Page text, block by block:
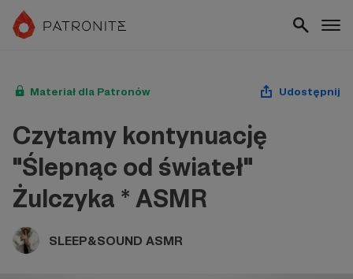
Materiał dla Patronów Udostępnij
Czytamy kontynuację
"Ślepnąc od świateł"
Żulczyka * ASMR
SLEEP&SOUND ASMR